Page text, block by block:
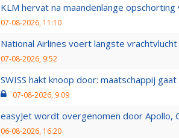
KLM hervat na maandenlange opschorting
07-08-2026, 11:10
National Airlines voert langste
07-08-2026, 9:52
SWISS hakt knoop door: maatschappij
07-08-2026, 9:09
easyJet wordt overgenomen door Apollo,
06-08-2026, 16:20